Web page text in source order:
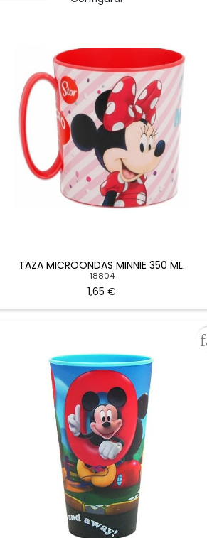
TAZA MICROONDAS MINNIE 350 ML.
18804
1,65 €